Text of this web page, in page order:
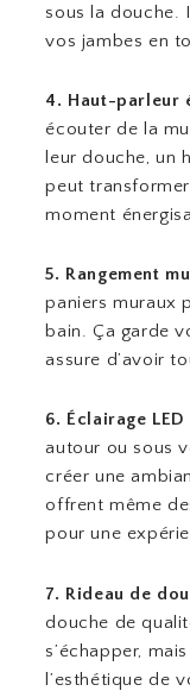
sous la douche.
vos jambes en
4. Haut-parleur
écouter de la
leur douche, un
peut
moment
5. Rangement
paniers muraux
bain. Ça garde
assure d’avoir
6. Éclairage LED
autour ou sous
créer une
offrent même
pour une
7. Rideau de
douche de
s’échapper,
l’esthétique de